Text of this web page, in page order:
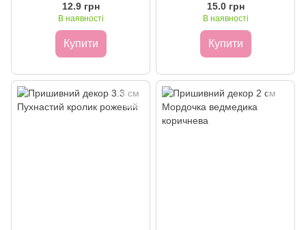
12.9 грн
В наявності
Купити
15.0 грн
В наявності
Купити